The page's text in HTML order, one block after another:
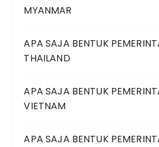
MYANMAR
APA SAJA BENTUK
THAILAND
APA SAJA BENTUK
VIETNAM
APA SAJA BENTUK